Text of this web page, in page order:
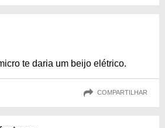
te daria um beijo elétrico.
COMPARTILHAR